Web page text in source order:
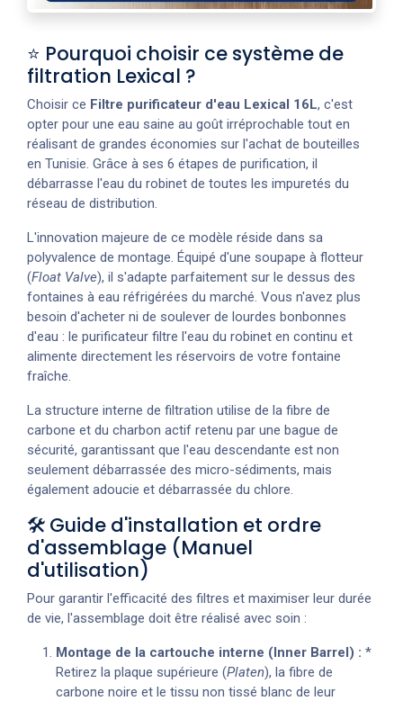
⭐ Pourquoi choisir ce système de
filtration Lexical ?
Choisir ce Filtre purificateur d'eau Lexical 16L, c'est
opter pour une eau saine au goût irréprochable tout en
réalisant de grandes économies sur l'achat de bouteilles
en Tunisie. Grâce à ses 6 étapes de purification, il
débarrasse l'eau du robinet de toutes les impuretés du
réseau de distribution.
L'innovation majeure de ce modèle réside dans sa
polyvalence de montage. Équipé d'une soupape à flotteur
(Float Valve), il s'adapte parfaitement sur le dessus des
fontaines à eau réfrigérées du marché. Vous n'avez plus
besoin d'acheter ni de soulever de lourdes bonbonnes
d'eau : le purificateur filtre l'eau du robinet en continu et
alimente directement les réservoirs de votre fontaine
fraîche.
La structure interne de filtration utilise de la fibre de
carbone et du charbon actif retenu par une bague de
sécurité, garantissant que l'eau descendante est non
seulement débarrassée des micro-sédiments, mais
également adoucie et débarrassée du chlore.
🛠️ Guide d'installation et ordre
d'assemblage (Manuel
d'utilisation)
Pour garantir l'efficacité des filtres et maximiser leur durée
de vie, l'assemblage doit être réalisé avec soin :
Montage de la cartouche interne (Inner Barrel) : *
Retirez la plaque supérieure (Platen), la fibre de
carbone noire et le tissu non tissé blanc de leur